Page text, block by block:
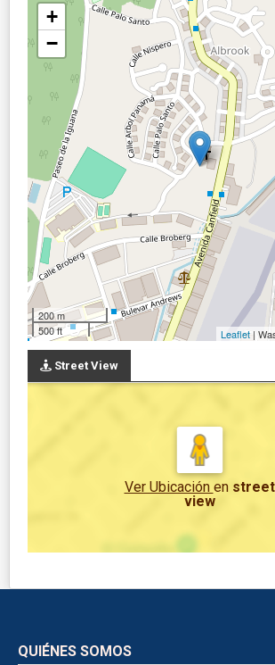
+
−
200 m
500 ft
Leaflet |
Street View
Ver Ubicación en street
view
QUIÉNES SOMOS